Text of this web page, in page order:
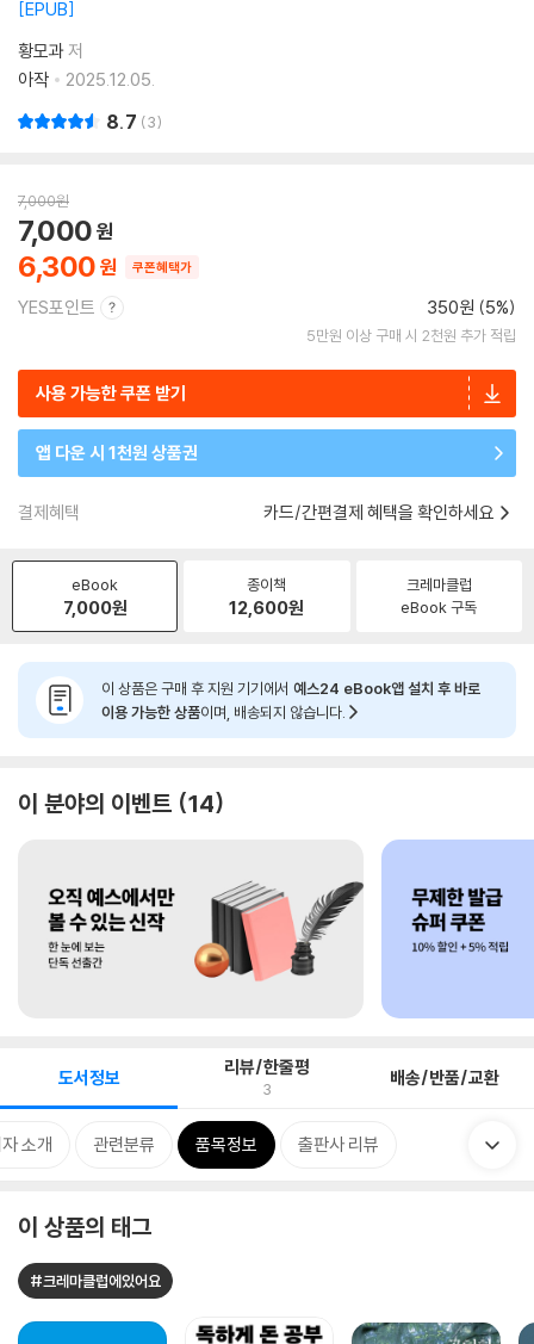
EPUB
황모과저
아작
2025.12.05.
8.7 3
7,000원
6,300
7,000
쿠폰혜택가
YES포인트 350원 (5%)
5만원 이상 구매 시 2천원 추가 적립
사용 가능한 쿠폰 받기
앱 다운 시 1천원 상품권
결제혜택 카드/간편결제 혜택을 확인하세요
eBook
7,000원
종이책
12,600원
크레마클럽
eBook 구독
이 상품은 구매 후 지원 기기에서 예스24 eBook앱 설치 후 바로
이용 가능한 상품이며, 배송되지 않습니다.
이 분야의 이벤트 14
도서정보 리뷰/한줄평
3 배송/반품/교환
소개 관련분류 품목정보 출판사 리뷰
이 상품의 태그
#크레마클럽에있어요